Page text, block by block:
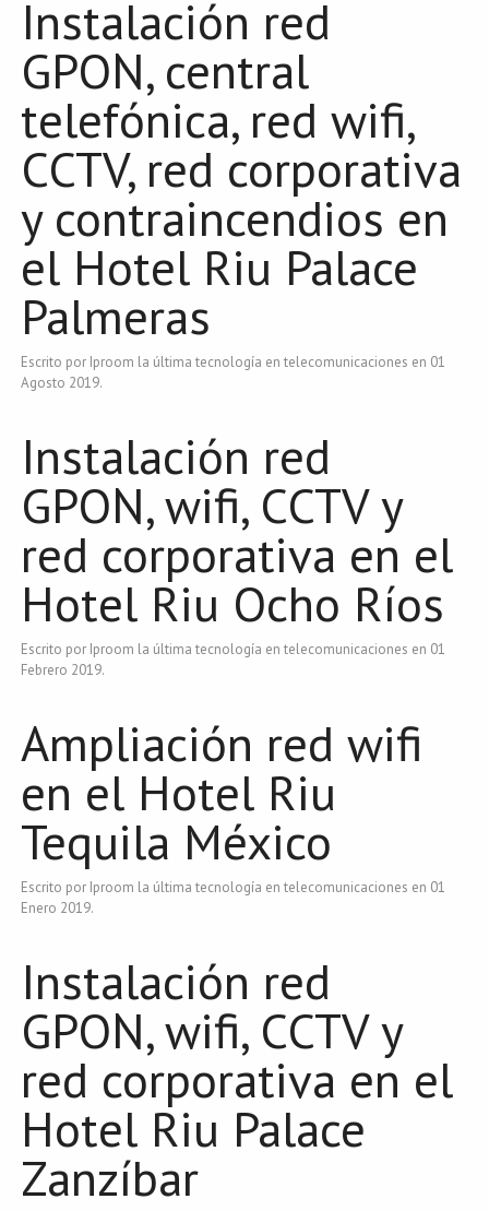
Instalación red
GPON, central
telefónica, red wifi,
CCTV, red corporativa
y contraincendios en
el Hotel Riu Palace
Palmeras
Escrito por Iproom la última tecnología en telecomunicaciones en 01
Agosto 2019.
Instalación red
GPON, wifi, CCTV y
red corporativa en el
Hotel Riu Ocho Ríos
Escrito por Iproom la última tecnología en telecomunicaciones en 01
Febrero 2019.
Ampliación red wifi
en el Hotel Riu
Tequila México
Escrito por Iproom la última tecnología en telecomunicaciones en 01
Enero 2019.
Instalación red
GPON, wifi, CCTV y
red corporativa en el
Hotel Riu Palace
Zanzíbar